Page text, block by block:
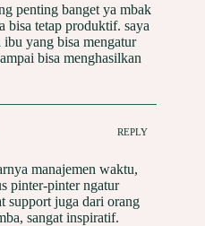
penting banget ya mbak
bisa tetap produktif. saya
ibu yang bisa mengatur
bisa menghasilkan
REPLY
manajemen waktu,
pinter-pinter ngatur
support juga dari orang
sangat inspiratif.